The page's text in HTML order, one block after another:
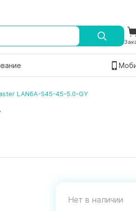
LAN6A-S45-45-5.0-GY
Нет в наличии